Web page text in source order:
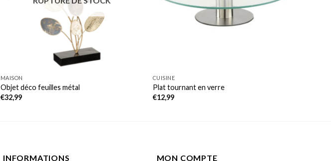
MAISON
Objet déco feuilles métal
€32,99
CUISINE
Plat tournant en verre
€12,99
INFORMATIONS MON COMPTE